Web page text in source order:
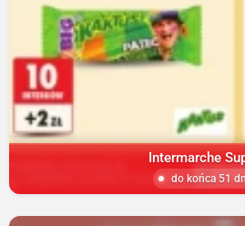
Intermarche
do końca 51